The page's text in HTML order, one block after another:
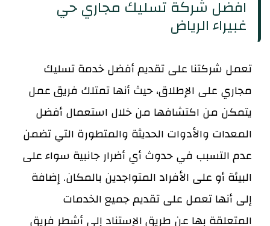
افضل شركة تسليك مجاري حي
غبيراء الرياض
تعمل شركتنا على تقديم أفضل خدمة تسليك
مجاري على الإطلاق، حيث أنها تمتلك فريق عمل
يتمكن من اكتشافها من خلال استعمال أفضل
المعدات والأدوات الحديثة والمتطورة التي تضمن
عدم التسبب في حدوث أي أضرار جانبية سواء على
البيئة أو على الأفراد المتواجدين بالمكان. إضافة
إلى أنها تعمل على تقديم جميع الخدمات
المتعلقة بها عن طريق الإستناد إلى أشطر فريق